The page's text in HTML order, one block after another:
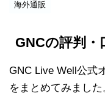
海外通販
GNCの評判
GNC Live Well公式
をまとめてみました